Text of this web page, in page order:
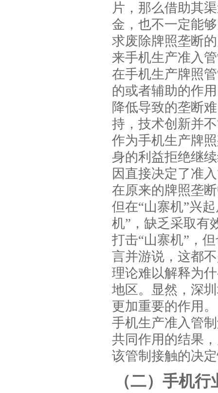
片，那么借助其
金，也不一定能
求废除牌照垄断
来手机生产准入
在手机生产牌照
的或者辅助的作
降低导致的垄断
持，技术创新并
作为手机生产牌
身的利益拒绝继
因直接决定了准
在原来的牌照垄
但在“山寨机”兴
机”，缺乏采取有
打击“山寨机”，
言并游说，这都
理论难以解释为
地区。显然，深
更加重要的作用。
手机生产准入管
共同作用的结果
该管制接触的决
（二）手机